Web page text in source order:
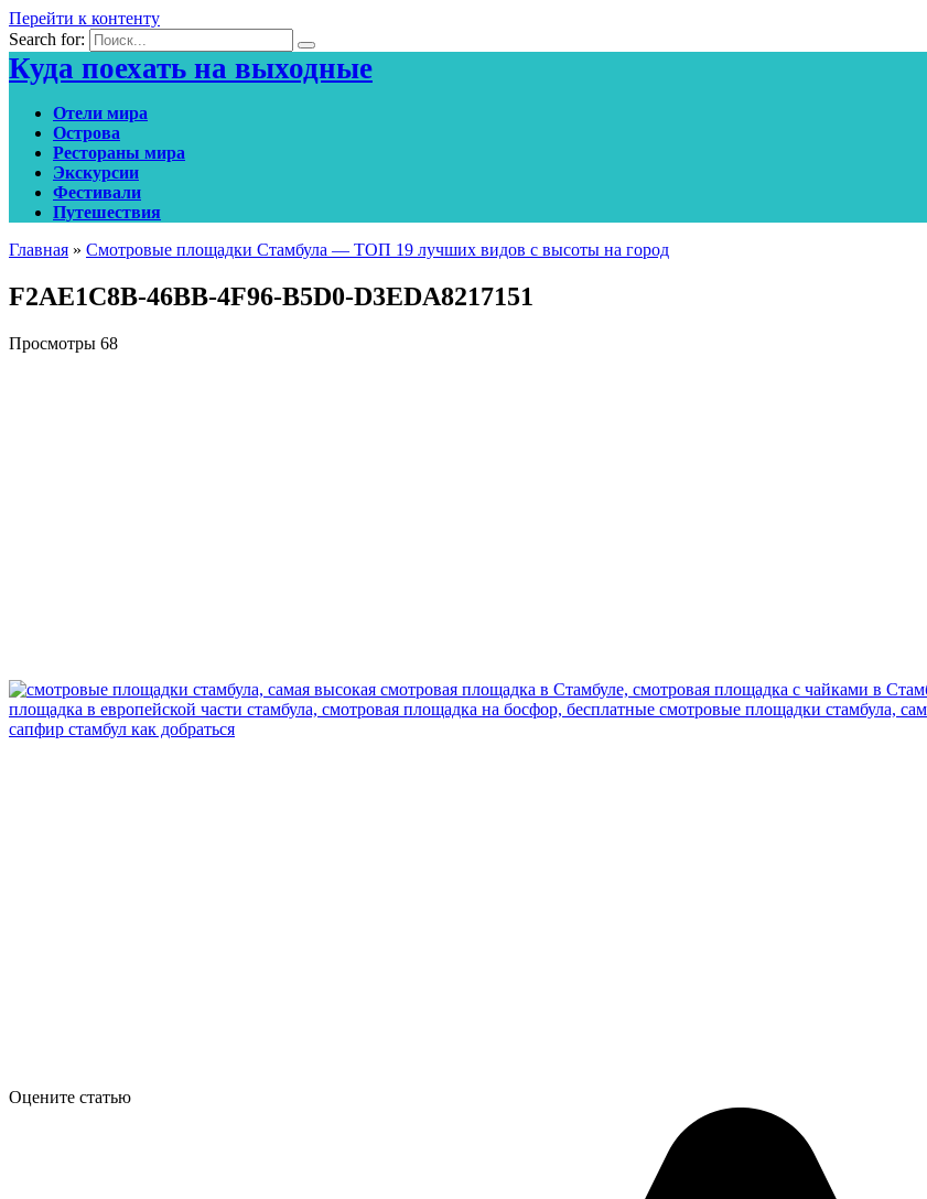
Перейти к контенту
Search for:
Куда поехать на выходные
Отели мира
Острова
Рестораны мира
Экскурсии
Фестивали
Путешествия
Главная » Смотровые площадки Стамбула — ТОП 19 лучших видов с высоты на город
F2AE1C8B-46BB-4F96-B5D0-D3EDA8217151
Просмотры 68
Оцените статью